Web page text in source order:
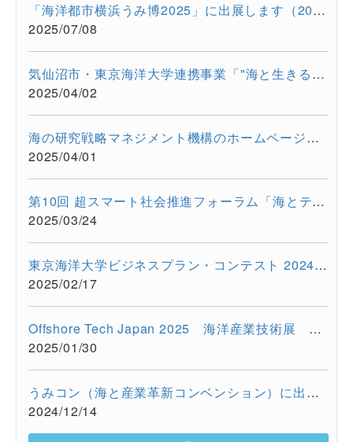
「海洋都市横浜うみ博2025」に出展します（2025年7月12日・13日）
2025/07/08
気仙沼市・東京海洋大学連携事業「"海と生きる"連続水産セミナー...
2025/04/02
海の研究戦略マネジメント機構のホームページをリニューアルしま...
2025/04/01
第10回 超スマート社会推進フォーラム「海とテクノロジーの融合が...
2025/03/24
東京海洋大学ビジネスプラン・コンテスト 2024を開催しました
2025/02/17
Offshore Tech Japan 2025 海洋産業技術展 ー海洋資源の利活用...
2025/01/30
うみコン（海と産業革新コンベンション）に出展しました（12/13 ...
2024/12/14